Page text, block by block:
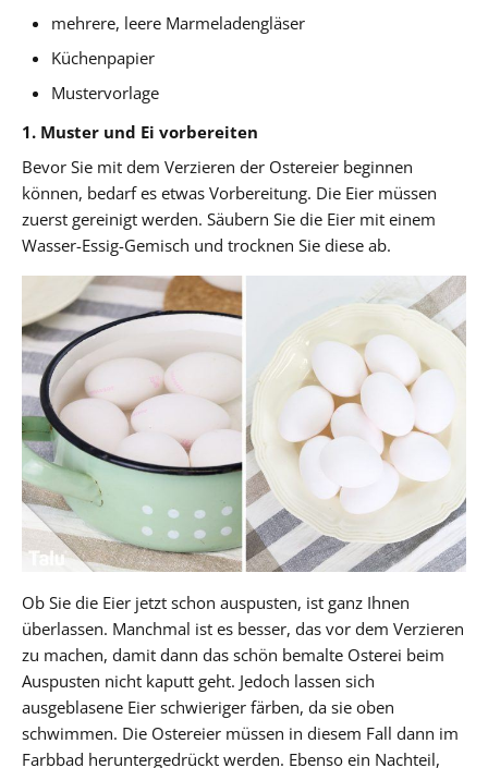
mehrere, leere Marmeladengläser
Küchenpapier
Mustervorlage
1. Muster und Ei vorbereiten
Bevor Sie mit dem Verzieren der Ostereier beginnen
können, bedarf es etwas Vorbereitung. Die Eier müssen
zuerst gereinigt werden. Säubern Sie die Eier mit einem
Wasser-Essig-Gemisch und trocknen Sie diese ab.
Ob Sie die Eier jetzt schon auspusten, ist ganz Ihnen
überlassen. Manchmal ist es besser, das vor dem Verzieren
zu machen, damit dann das schön bemalte Osterei beim
Auspusten nicht kaputt geht. Jedoch lassen sich
ausgeblasene Eier schwieriger färben, da sie oben
schwimmen. Die Ostereier müssen in diesem Fall dann im
Farbbad heruntergedrückt werden. Ebenso ein Nachteil,